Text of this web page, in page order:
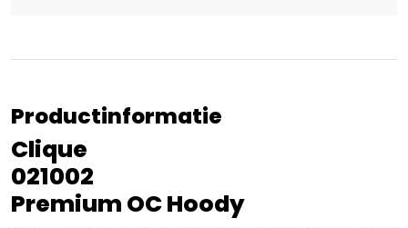
Productinformatie
Clique
021002
Premium OC Hoody